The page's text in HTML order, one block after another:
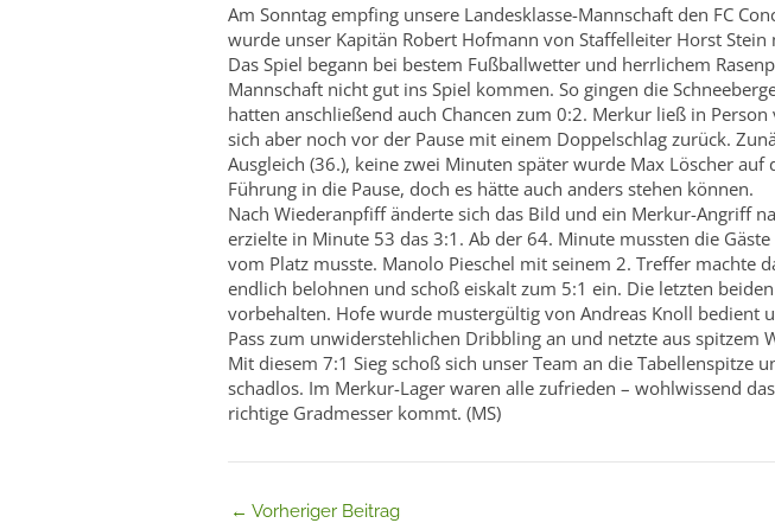
Am Sonntag empfing unsere Landesklasse-Mannschaft den FC
wurde unser Kapitän Robert Hofmann von Staffelleiter Horst
Das Spiel begann bei bestem Fußballwetter und herrlichem
Mannschaft nicht gut ins Spiel kommen. So gingen die
hatten anschließend auch Chancen zum 0:2. Merkur ließ in
sich aber noch vor der Pause mit einem Doppelschlag zurück.
Ausgleich (36.), keine zwei Minuten später wurde Max Löscher
Führung in die Pause, doch es hätte auch anders stehen können.
Nach Wiederanpfiff änderte sich das Bild und ein Merkur-Angriff
erzielte in Minute 53 das 3:1. Ab der 64. Minute mussten die
vom Platz musste. Manolo Pieschel mit seinem 2. Treffer machte
endlich belohnen und schoß eiskalt zum 5:1 ein. Die letzten
vorbehalten. Hofe wurde mustergültig von Andreas Knoll bedient
Pass zum unwiderstehlichen Dribbling an und netzte aus spitzem
Mit diesem 7:1 Sieg schoß sich unser Team an die Tabellenspitze
schadlos. Im Merkur-Lager waren alle zufrieden – wohlwissend
richtige Gradmesser kommt. (MS)
← Vorheriger Beitrag